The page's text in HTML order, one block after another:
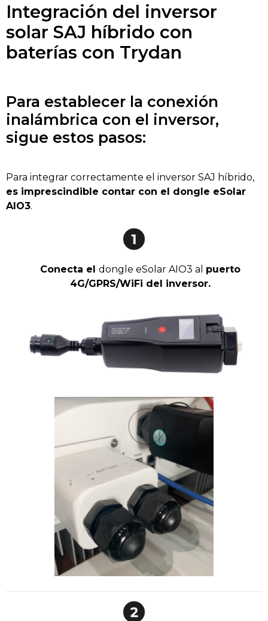
Integración del inversor
solar SAJ híbrido con
baterías con Trydan
Para establecer la conexión
inalámbrica con el inversor,
sigue estos pasos:
Para integrar correctamente el inversor SAJ híbrido,
es imprescindible contar con el dongle eSolar
AIO3.
Conecta el dongle eSolar AIO3 al puerto
4G/GPRS/WiFi del inversor.